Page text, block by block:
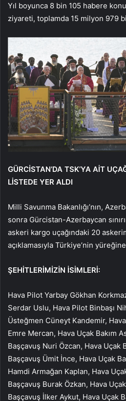
Yıl boyunca 8 bin 105 habere
ziyareti, toplamda 15 milyon 979
GÜRCİSTAN’DA TSK’YA AİT
LİSTEDE YER ALDI
Milli Savunma Bakanlığı’nın,
sonra Gürcistan-Azerbaycan
askeri kargo uçağındaki 20
açıklamasıyla Türkiye’nin
ŞEHİTLERİMİZİN İSİMLERİ:
Hava Pilot Yarbay Gökhan
Serdar Uslu, Hava Pilot Binbaşı
Üsteğmen Cüneyt Kandemir,
Emre Mercan, Hava Uçak Bakım
Başçavuş Nuri Özcan, Hava Uçak
Başçavuş Ümit İnce, Hava Uçak
Hamdi Armağan Kaplan, Hava
Başçavuş Burak Özkan, Hava
Başçavuş İlker Aykut, Hava Uçak